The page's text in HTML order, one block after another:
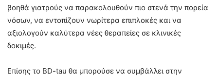
βοηθά γιατρούς να παρακολουθούν πιο στενά την πορεία
νόσων, να εντοπίζουν νωρίτερα επιπλοκές και να
αξιολογούν καλύτερα νέες θεραπείες σε κλινικές
δοκιμές.
Επίσης το BD-tau θα μπορούσε να συμβάλλει στην